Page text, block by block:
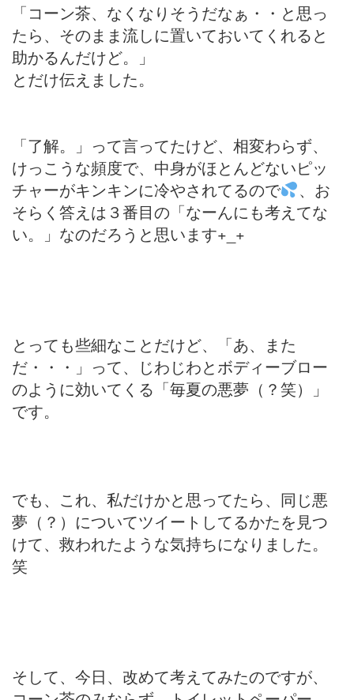
「コーン茶、なくなりそうだなぁ・・と思っ
たら、そのまま流しに置いておいてくれると
助かるんだけど。」
とだけ伝えました。
「了解。」って言ってたけど、相変わらず、
けっこうな頻度で、中身がほとんどないピッ
チャーがキンキンに冷やされてるので
、お
そらく答えは３番目の「なーんにも考えてな
い。」なのだろうと思います+_+
とっても些細なことだけど、「あ、また
だ・・・」って、じわじわとボディーブロー
のように効いてくる「毎夏の悪夢（？笑）」
です。
でも、これ、私だけかと思ってたら、同じ悪
夢（？）についてツイートしてるかたを見つ
けて、救われたような気持ちになりました。
笑
そして、今日、改めて考えてみたのですが、